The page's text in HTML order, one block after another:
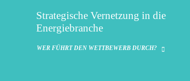
Strategische Vernetzung in die
Energiebranche
WER FÜHRT DEN WETTBEWERB DURCH?